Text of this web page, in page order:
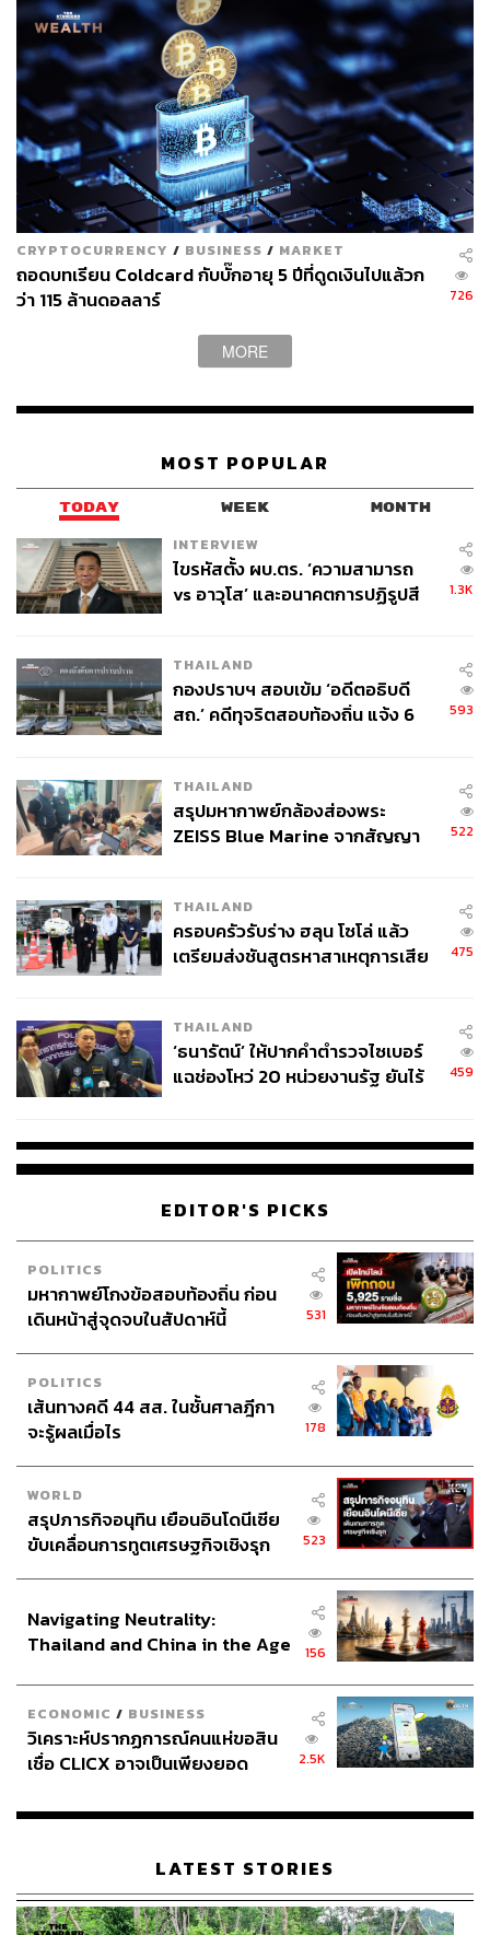
CRYPTOCURRENCY / BUSINESS / MARKET
ถอดบทเรียน Coldcard กับบั๊กอายุ 5 ปีที่ดูดเงินไปแล้วก
ว่า 115 ล้านดอลลาร์
726
MORE
MOST POPULAR
TODAY WEEK MONTH
INTERVIEW
ไขรหัสตั้ง ผบ.ตร. ‘ความสามารถ
vs อาวุโส’ และอนาคตการปฏิรูปสี
1.3K
THAILAND
กองปราบฯ สอบเข้ม ‘อดีตอธิบดี
สถ.’ คดีทุจริตสอบท้องถิ่น แจ้ง 6
593
THAILAND
สรุปมหากาพย์กล้องส่องพระ
ZEISS Blue Marine จากสัญญา
จ่ายหนี้-แอบระบุแบรนด์
522
THAILAND
ครอบครัวรับร่าง ฮลุน โซโล่ แล้ว
เตรียมส่งชันสูตรหาสาเหตุการเสีย
475
THAILAND
‘ธนารัตน์’ ให้ปากคำตำรวจไซเบอร์
แฉช่องโหว่ 20 หน่วยงานรัฐ ยันไร้
459
EDITOR'S PICKS
POLITICS
มหากาพย์โกงข้อสอบท้องถิ่น ก่อน
เดินหน้าสู่จุดจบในสัปดาห์นี้
531
POLITICS
เส้นทางคดี 44 สส. ในชั้นศาลฎีกา
จะรู้ผลเมื่อไร
178
WORLD
สรุปภารกิจอนุทิน เยือนอินโดนีเซีย
ขับเคลื่อนการทูตเศรษฐกิจเชิงรุก
523
Navigating Neutrality:
Thailand and China in the Age
156
ECONOMIC / BUSINESS
วิเคราะห์ปรากฏการณ์คนแห่ขอสิน
เชื่อ CLICX อาจเป็นเพียงยอด
เรือนไทยที่ถูกซุกไว้
2.5K
LATEST STORIES